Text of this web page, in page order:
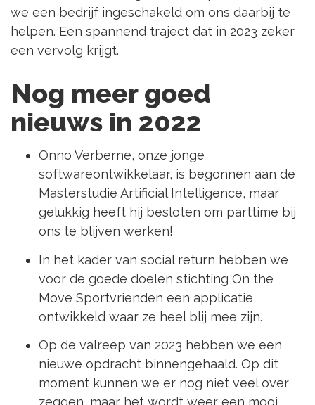
we een bedrijf ingeschakeld om ons daarbij te
helpen. Een spannend traject dat in 2023 zeker
een vervolg krijgt.
Nog meer goed
nieuws in 2022
Onno Verberne, onze jonge
softwareontwikkelaar, is begonnen aan de
Masterstudie Artificial Intelligence, maar
gelukkig heeft hij besloten om parttime bij
ons te blijven werken!
In het kader van social return hebben we
voor de goede doelen stichting On the
Move Sportvrienden een applicatie
ontwikkeld waar ze heel blij mee zijn.
Op de valreep van 2023 hebben we een
nieuwe opdracht binnengehaald. Op dit
moment kunnen we er nog niet veel over